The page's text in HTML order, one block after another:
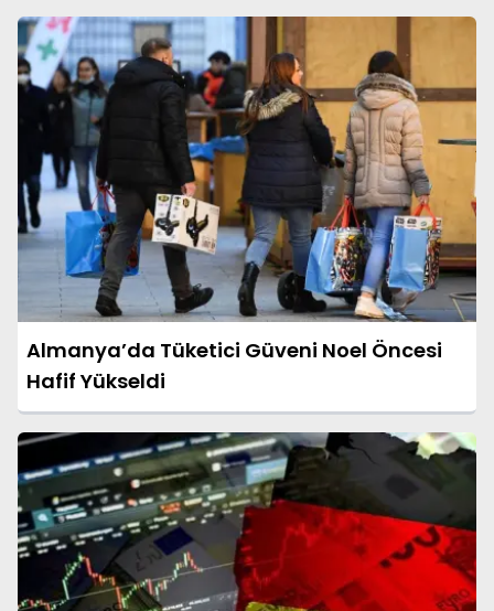
Almanya’da Tüketici Güveni Noel Öncesi
Hafif Yükseldi